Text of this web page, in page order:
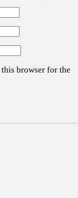
browser for the